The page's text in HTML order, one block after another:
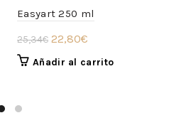
Easyart 250 ml
25,34€ El
precio
22,80€
precio
Añadir al carrito